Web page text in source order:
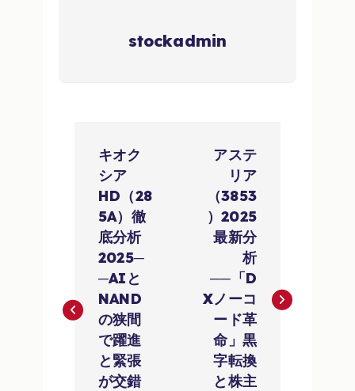
stockadmin
ゲ
ー
キオク
シア
HD（28
5A）徹
底分析
2025─
─AIと
NAND
の狭間
で躍進
と緊張
が交錯
アステ
リア
（3853
）2025
最新分
析
──「D
Xノーコ
ード革
命」黒
字転換
と株主